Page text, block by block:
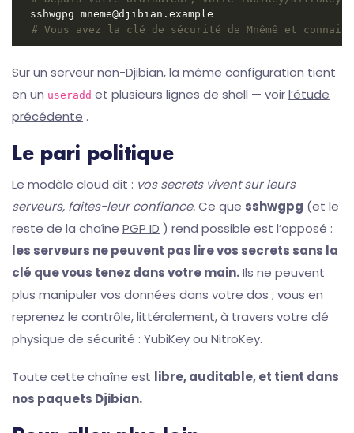
# Vous avez la clé de sécurité de Mnêmê et
Sur un serveur non-Djibian, la même configuration tient
en un useradd et plusieurs lignes de shell — voirl’étude
précédente .
Le pari politique
Le modèle cloud dit : vos secrets vivent sur leurs
serveurs, faites-leur confiance.Ce que sshwgpg (et le
reste de la chaîne PGP ID ) rend possible est l’opposé :
les serveurs ne peuvent pas lire vos secrets sans la
clé que vous tenez dans votre main.Ils ne peuvent
plus manipuler vos données dans votre dos ; vous en
reprenez le contrôle, littéralement, à travers votre clé
physique de sécurité : YubiKey ou NitroKey.
Toute cette chaîne est libre, auditable, et tient dans
nos paquets Djibian.